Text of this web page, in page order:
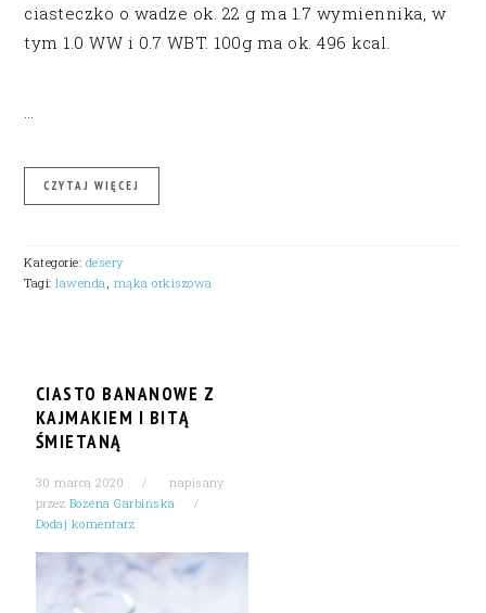
ciasteczko o wadze ok. 22 g ma 1.7 wymiennika, w
tym 1.0 WW i 0.7 WBT. 100g ma ok. 496 kcal.
CZYTAJ WIĘCEJ
Kategorie: desery
Tagi:lawenda mąka orkiszowa
CIASTO BANANOWE Z
KAJMAKIEM I BITĄ
ŚMIETANĄ
30 marca 2020
napisany
przez Bożena Garbińska
Dodaj komentarz